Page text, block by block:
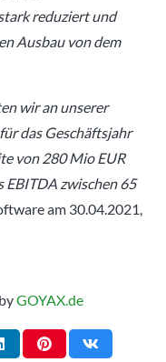
reduziert und
Ausbau von dem
wir an unserer
das Geschäftsjahr
von 280 Mio EUR
EBITDA zwischen 65
am 30.04.2021,
GOYAX.de